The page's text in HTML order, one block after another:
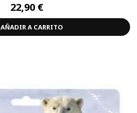
22,90 €
AÑADIR A CARRITO